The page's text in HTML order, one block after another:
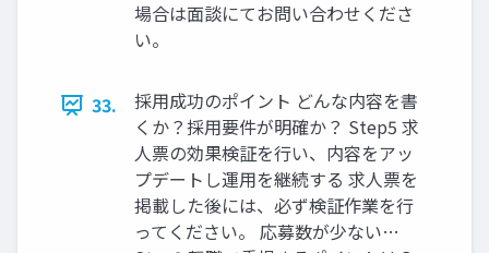
場合は⾯談にてお問い合わせくださ
い。
33.
採⽤成功のポイント どんな内容を書
くか？採⽤要件が明確か？ Step5 求
⼈票の効果検証を⾏い、内容をアッ
プデートし運⽤を継続する 求⼈票を
掲載した後には、必ず検証作業を⾏
ってください。 応募数が少ない…